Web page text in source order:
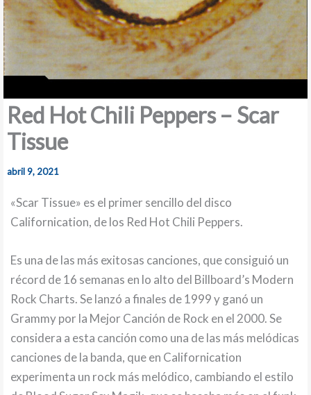
Red Hot Chili Peppers – Scar
Tissue
abril 9, 2021
«Scar Tissue» es el primer sencillo del disco
Californication, de los Red Hot Chili Peppers.
Es una de las más exitosas canciones, que consiguió un
récord de 16 semanas en lo alto del Billboard’s Modern
Rock Charts. Se lanzó a finales de 1999 y ganó un
Grammy por la Mejor Canción de Rock en el 2000. Se
considera a esta canción como una de las más melódicas
canciones de la banda, que en Californication
experimenta un rock más melódico, cambiando el estilo